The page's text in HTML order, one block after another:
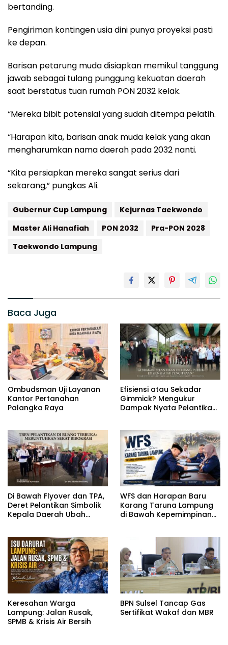
bertanding.
Pengiriman kontingen usia dini punya proyeksi pasti
ke depan.
Barisan petarung muda disiapkan memikul tanggung
jawab sebagai tulang punggung kekuatan daerah
saat berstatus tuan rumah PON 2032 kelak.
“Mereka bibit potensial yang sudah ditempa pelatih.
“Harapan kita, barisan anak muda kelak yang akan
mengharumkan nama daerah pada 2032 nanti.
“Kita persiapkan mereka sangat serius dari
sekarang,” pungkas Ali.
Gubernur Cup Lampung
Kejurnas Taekwondo
Master Ali Hanafiah
PON 2032
Pra-PON 2028
Taekwondo Lampung
Baca Juga
Ombudsman Uji Layanan
Kantor Pertanahan
Palangka Raya
Efisiensi atau Sekadar
Gimmick? Mengukur
Dampak Nyata Pelantikan
Di Bawah Flyover dan TPA,
Deret Pelantikan Simbolik
Kepala Daerah Ubah
WFS dan Harapan Baru
Karang Taruna Lampung
di Bawah Kepemimpinan
Keresahan Warga
Lampung: Jalan Rusak,
SPMB & Krisis Air Bersih
BPN Sulsel Tancap Gas
Sertifikat Wakaf dan MBR